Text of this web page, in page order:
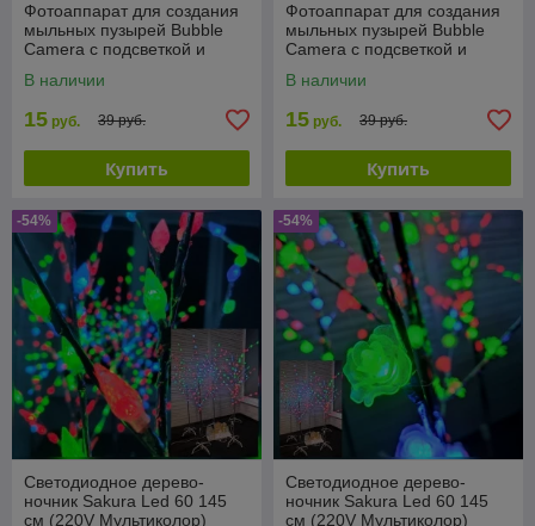
Фотоаппарат для создания
мыльных пузырей Bubble
Camera с подсветкой и
В наличии
15 руб. 39 руб.
Купить
Фотоаппарат для создания
мыльных пузырей Bubble
Camera с подсветкой и
В наличии
15 руб. 39 руб.
Купить
-54%
Светодиодное дерево-
ночник Sakura Led 60 145
см (220V Мультиколор)
-54%
Светодиодное дерево-
ночник Sakura Led 60 145
см (220V Мультиколор)